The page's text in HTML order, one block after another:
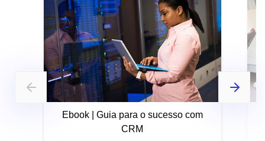
Ebook | Guia para o sucesso com
CRM